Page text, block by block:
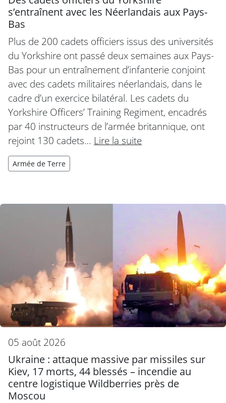
s’entraînent avec les Néerlandais aux Pays-
Bas
Plus de 200 cadets officiers issus des universités
du Yorkshire ont passé deux semaines aux Pays-
Bas pour un entraînement d’infanterie conjoint
avec des cadets militaires néerlandais, dans le
cadre d’un exercice bilatéral. Les cadets du
Yorkshire Officers’ Training Regiment, encadrés
par 40 instructeurs de l’armée britannique, ont
rejoint 130 cadets… Lire la suite
Armée de Terre
05 août 2026
Ukraine : attaque massive par missiles sur
Kiev, 17 morts, 44 blessés – incendie au
centre logistique Wildberries près de
Moscou